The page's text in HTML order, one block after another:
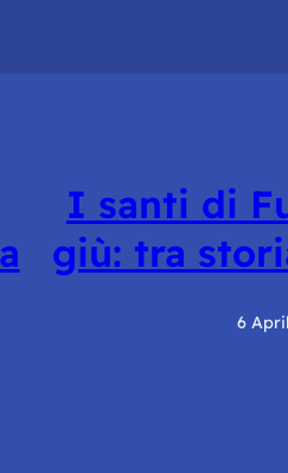
I santi di
giù: tra
6